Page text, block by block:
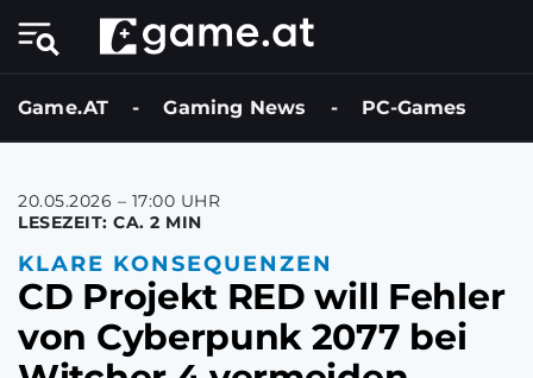
Game.AT - Gaming News - PC-Games
20.05.2026 – 17:00 UHR
LESEZEIT: CA. 2 MIN
KLARE KONSEQUENZEN
CD Projekt RED will Fehler
von Cyberpunk 2077 bei